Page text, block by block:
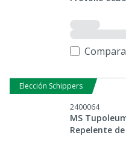
Elección Schippers
2400064
MS
Repelente